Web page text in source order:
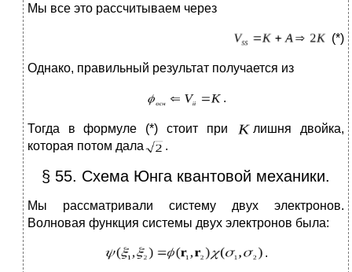
Мы все это рассчитываем через
(*)
Однако, правильный результат получается из
.
Тогда в формуле (*) стоит при
лишня двойка,
которая потом дала
.
§ 55. Схема Юнга квантовой механики.
Мы рассматривали систему двух электронов.
Волновая функция системы двух электронов была:
.